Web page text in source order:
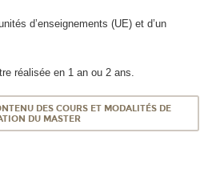
d’enseignements (UE) et d’un
réalisée en 1 an ou 2 ans.
DES COURS ET MODALITÉS DE
DU MASTER